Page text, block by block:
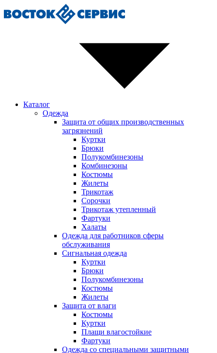
Каталог
Одежда
Защита от общих производственных
загрязнений
Куртки
Брюки
Полукомбинезоны
Комбинезоны
Костюмы
Жилеты
Трикотаж
Сорочки
Трикотаж утепленный
Фартуки
Халаты
Одежда для работников сферы
обслуживания
Сигнальная одежда
Куртки
Брюки
Полукомбинезоны
Костюмы
Жилеты
Защита от влаги
Костюмы
Куртки
Плащи влагостойкие
Фартуки
Одежда со специальными защитными